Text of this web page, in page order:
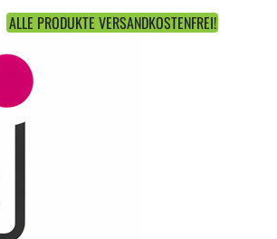
ALLE PRODUKTE VERSANDKOSTENFREI!